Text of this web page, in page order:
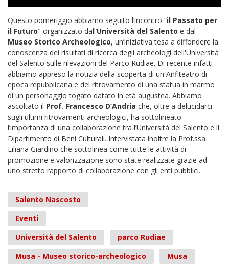
Questo pomeriggio abbiamo seguito l’incontro “il Passato per
il Futuro" organizzato dall’Università del Salento e dal
Museo Storico Archeologico, un’iniziativa tesa a diffondere la
conoscenza dei risultati di ricerca degli archeologi dell'Universitá
del Salento sulle rilevazioni del Parco Rudiae. Di recente infatti
abbiamo appreso la notizia della scoperta di un Anfiteatro di
epoca repubblicana e del ritrovamento di una statua in marmo
di un personaggio togato datato in età augustea. Abbiamo
ascoltato il Prof. Francesco D’Andria che, oltre a delucidarci
sugli ultimi ritrovamenti archeologici, ha sottolineato
l’importanza di una collaborazione tra l’Università del Salento e il
Dipartimento di Beni Culturali. Intervistata inoltre la Prof.ssa
Liliana Giardino che sottolinea come tutte le attività di
promozione e valorizzazione sono state realizzate grazie ad
uno stretto rapporto di collaborazione con gli enti pubblici.
Salento Nascosto
Eventi
Università del Salento
parco Rudiae
Musa - Museo storico-archeologico
Musa